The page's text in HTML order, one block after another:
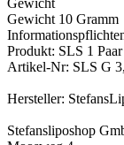
Gewicht 10 Gramm
Produkt: SLS 1
Artikel-Nr: SLS G
Hersteller:
Stefansliposhop